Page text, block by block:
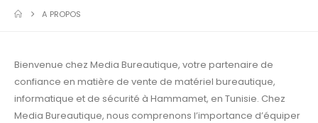
A PROPOS
Bienvenue chez Media Bureautique, votre partenaire de
confiance en matière de vente de matériel bureautique,
informatique et de sécurité à Hammamet, en Tunisie. Chez
Media Bureautique, nous comprenons l’importance d’équiper